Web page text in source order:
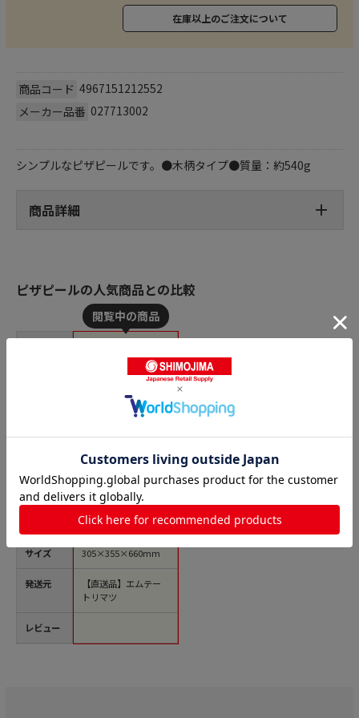
在庫以上のご注文について
商品コード 4967151212552
メーカー品番 027713002
シンプルなピザピールです。●木柄タイプ●質量：約540g
商品詳細
ピザピールの人気商品との比較
価格(税
サイズ
発送元
レビュー
エムテートリマツ MT
I アルミピザピー
ル 木柄 027713002
1個（ご注文単位1
個）【直送品】
￥4,242
305×355×660mm
【直送品】エムテー
トリマツ